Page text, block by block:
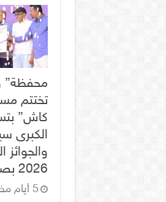
محفظة”
تختتم
كاش”
والجوائز
2026 بصنعاء